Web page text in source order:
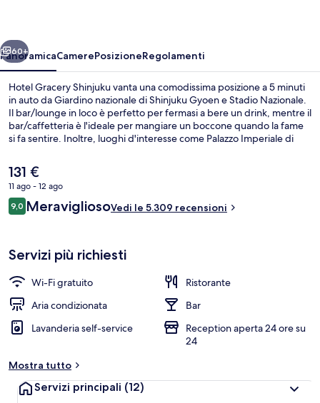
Esterni
Avanti
60+
PanoramicaCamerePosizioneRegolamenti
Hotel Gracery Shinjuku vanta una comodissima posizione a 5 minuti
in auto da Giardino nazionale di Shinjuku Gyoen e Stadio Nazionale.
Il bar/lounge in loco è perfetto per fermasi a bere un drink, mentre il
bar/caffetteria è l'ideale per mangiare un boccone quando la fame
si fa sentire. Inoltre, luoghi d'interesse come Palazzo Imperiale di
struttura. Le recensioni apprezzano la posizione comoda per i mezzi
pubblici: Stazione di Shinjuku-nishiguchi si trova a 5 min e Stazione
di Shinjuku-sanchōme a 7 min.
Il
prezzo
attuale
è
131 €
11 ago - 12 ago
Recensioni
9,09,0 su 10
MeravigliosoVedi le 5.309 recensioni
Servizi più richiesti
Wi-Fi gratuito
Ristorante
Aria condizionata
Bar
Lavanderia self-service
Reception aperta 24 ore su
24
Mostra tutto
Servizi principali (12)